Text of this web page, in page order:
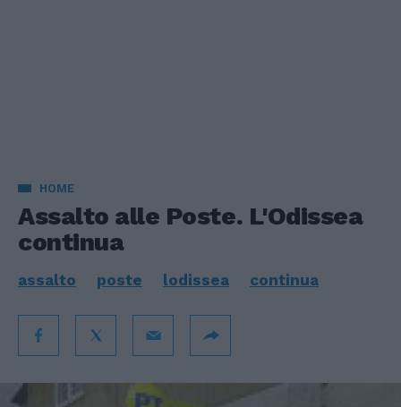
HOME
Assalto alle Poste. L'Odissea
continua
assalto poste lodissea continua